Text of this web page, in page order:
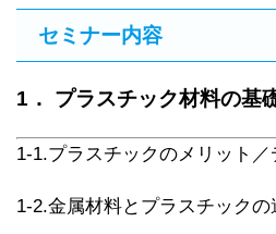
セミナー内容
1． プラスチック材料の基
1-1.プラスチックのメリット／
1-2.金属材料とプラスチックの